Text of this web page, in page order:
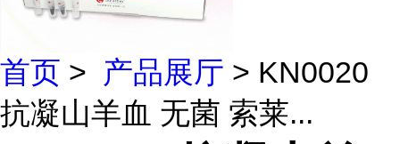
首页 > 产品展厅 > KN0020
抗凝山羊血 无菌 索莱...